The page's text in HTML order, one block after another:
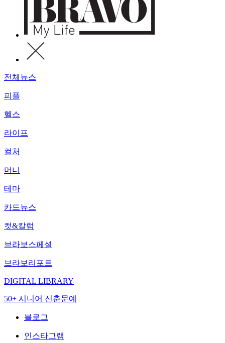
전체뉴스
피플
헬스
라이프
컬처
머니
테마
카드뉴스
컷&칼럼
브라보스페셜
브라보리포트
DIGITAL LIBRARY
50+ 시니어 신춘문예
블로그
인스타그램